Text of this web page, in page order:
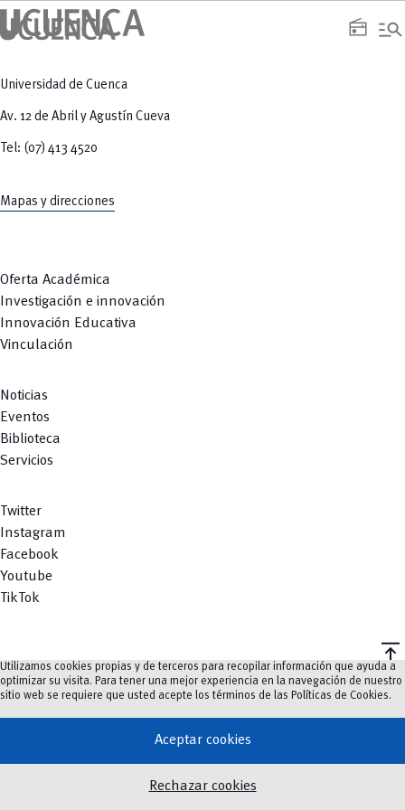
radio manage_search
Universidad de Cuenca
Av. 12 de Abril y Agustín Cueva
Tel: (07) 413 4520
Mapas y direcciones
Oferta Académica
Investigación e innovación
Innovación Educativa
Vinculación
Noticias
Eventos
Biblioteca
Servicios
Twitter
Instagram
Facebook
Youtube
TikTok
vertical_align_top
©2023-2026UCuenca.
Utilizamos cookies propias y de terceros para recopilar información que ayuda a
optimizar su visita. Para tener una mejor experiencia en la navegación de nuestro
sitio web se requiere que usted acepte los términos de las Políticas de Cookies.
Aceptar cookies
Rechazar cookies